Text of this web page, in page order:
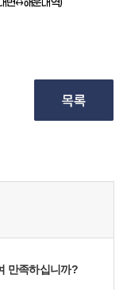
변↔해운대역)
만족하십니까?